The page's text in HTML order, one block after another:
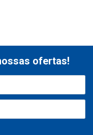
ofertas!